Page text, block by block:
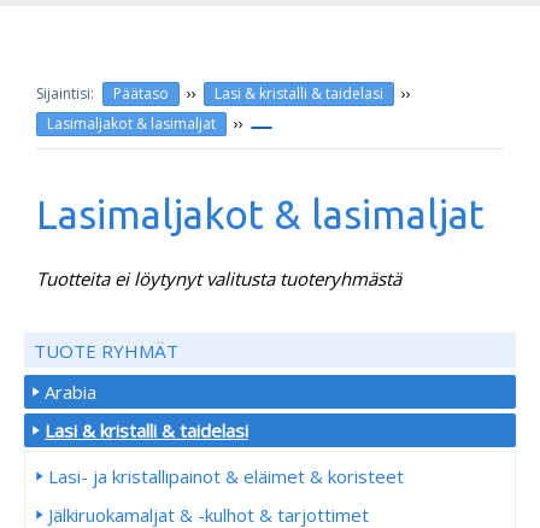
Päätaso ›› Lasi & kristalli & taidelasi ››
Lasimaljakot & lasimaljat ››
Lasimaljakot & lasimaljat
Tuotteita ei löytynyt valitusta tuoteryhmästä
TUOTE RYHMÄT
Arabia
Lasi & kristalli & taidelasi
Lasi- ja kristallipainot & eläimet & koristeet
Jälkiruokamaljat & -kulhot & tarjottimet